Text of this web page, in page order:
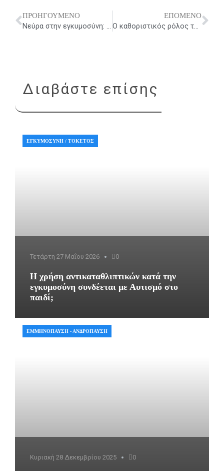
Prev
ΠΡΟΗΓΟΎΜΕΝΟ
Νεύρα στην εγκυμοσύνη: Όλα όσα πρέπει να γνωρίζετε
ΕΠΌΜΕΝΟ
Ο καθοριστικός ρόλος της προγεστερόνης
Διαβάστε επίσης
Τετάρτη 27 Μαΐου 2026 0
Η χρήση αντικαταθλιπτικών κατά την
εγκυμοσύνη συνδέεται με Αυτισμό στο
παιδί;
ΕΓΚΥΜΟΣΎΝΗ / ΤΟΚΕΤΌΣ
Κυριακή 28 Δεκεμβρίου 2025 0
ΕΜΜΗΝΌΠΑΥΣΗ - ΑΝΔΡΌΠΑΥΣΗ